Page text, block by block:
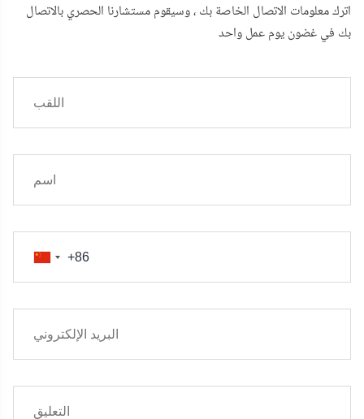
اترك معلومات الاتصال الخاصة بك ، وسيقوم مستشارنا الحصري بالاتصال
بك في غضون يوم عمل واحد